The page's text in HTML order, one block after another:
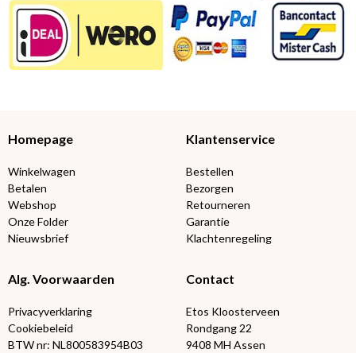
Homepage
Winkelwagen
Betalen
Webshop
Onze Folder
Nieuwsbrief
Klantenservice
Bestellen
Bezorgen
Retourneren
Garantie
Klachtenregeling
Alg. Voorwaarden
Privacyverklaring
Cookiebeleid
BTW nr: NL800583954B03
Contact
Etos Kloosterveen
Rondgang 22
9408 MH Assen